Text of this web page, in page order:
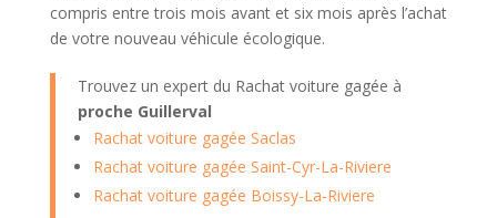
compris entre trois mois avant et six mois après l’achat
de votre nouveau véhicule écologique.
Trouvez un expert du Rachat voiture gagée à
proche Guillerval
Rachat voiture gagée Saclas
Rachat voiture gagée Saint-Cyr-La-Riviere
Rachat voiture gagée Boissy-La-Riviere